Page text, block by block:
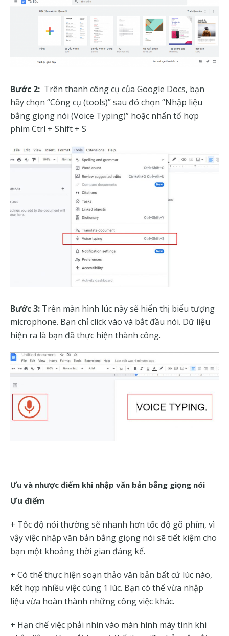
Bước 2: Trên thanh công cụ của Google Docs, bạn
hãy chọn “Công cụ (tools)” sau đó chọn “Nhập liệu
bằng giọng nói (Voice Typing)” hoặc nhấn tổ hợp
phím Ctrl + Shift + S
Bước 3: Trên màn hình lúc này sẽ hiển thị biểu tượng
microphone. Bạn chỉ click vào và bắt đầu nói. Dữ liệu
hiện ra là bạn đã thực hiện thành công.
Ưu và nhược điểm khi nhập văn bản bằng giọng nói
Ưu điểm
+ Tốc độ nói thường sẽ nhanh hơn tốc độ gõ phím, vì
vậy việc nhập văn bản bằng giọng nói sẽ tiết kiệm cho
bạn một khoảng thời gian đáng kể.
+ Có thể thực hiện soạn thảo văn bản bất cứ lúc nào,
kết hợp nhiều việc cùng 1 lúc. Bạn có thể vừa nhập
liệu vừa hoàn thành những công việc khác.
+ Hạn chế việc phải nhìn vào màn hình máy tính khi